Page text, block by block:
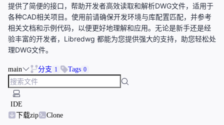
提供了简便的接口，帮助开发者高效读取和解析DWG文件，适用于
各种CAD相关项目。使用前请确保开发环境与库配置匹配，并参考
相关文档和示例代码，以便更好地理解和应用。无论是新手还是经
验丰富的开发者，Libredwg 都能为您提供强大的支持，助您轻松处
理DWG文件。
main 分支 1 Tags 0
IDE
下载zip
Clone